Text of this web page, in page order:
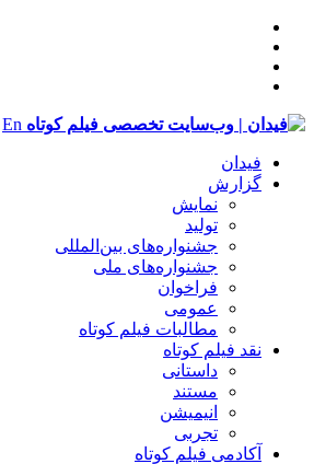
En
فیدان
گزارش
نمایش
تولید
‌‌جشنواره‌های بین‌المللی
جشنواره‌های ملی
فراخوان
عمومی
مطالبات فیلم کوتاه
نقد فیلم کوتاه
داستانی
مستند
انیمیشن
تجربی
آکادمی فیلم کوتاه